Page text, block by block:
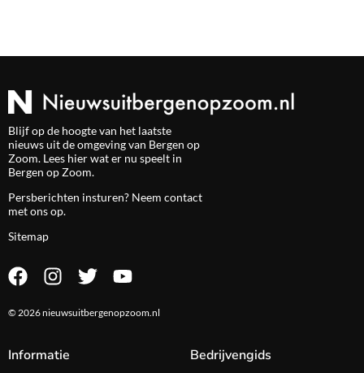
Blijf op de hoogte van het laatste
nieuws uit de omgeving van Bergen op
Zoom. Lees hier wat er nu speelt in
Bergen op Zoom.
Persberichten insturen? Neem contact
met ons op.
Sitemap
© 2026 nieuwsuitbergenopzoom.nl
Informatie Bedrijvengids